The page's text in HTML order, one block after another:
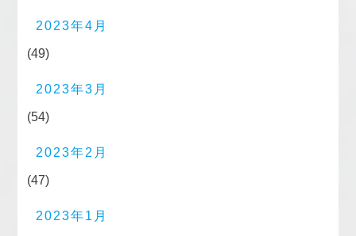
2023年4月
(49)
2023年3月
(54)
2023年2月
(47)
2023年1月